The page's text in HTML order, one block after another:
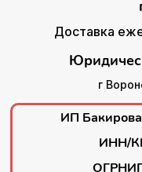
Доставка
г
ИП
ИНН/